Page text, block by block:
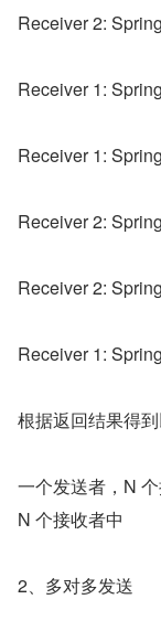
Receiver 2:
Receiver 1:
Receiver 1:
Receiver 2:
Receiver 2:
Receiver 1:
根据返回结果得
一个发送者，N
N 个接收者中
2、多对多发送